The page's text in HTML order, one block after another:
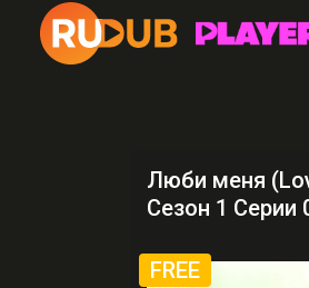
Люби меня
Сезон 1 Серии
FREE